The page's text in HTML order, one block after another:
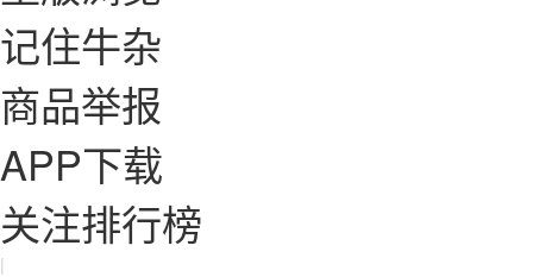
记住牛杂
商品举报
APP下载
关注排行榜
|